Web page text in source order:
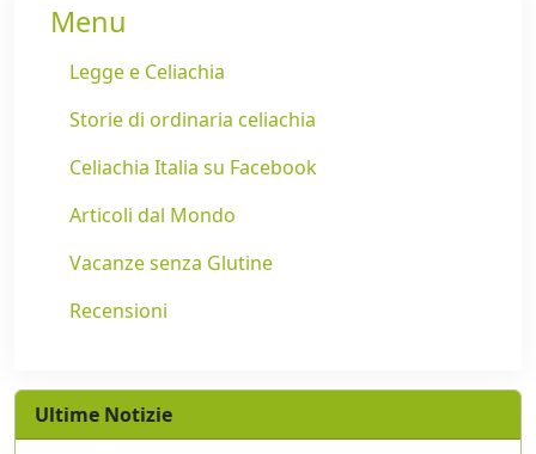
Menu
Legge e Celiachia
Storie di ordinaria celiachia
Celiachia Italia su Facebook
Articoli dal Mondo
Vacanze senza Glutine
Recensioni
Ultime Notizie